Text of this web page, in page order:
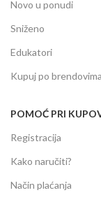
Novo u ponudi
Sniženo
Edukatori
Kupuj po brendovima
POMOĆ PRI
Registracija
Kako naručiti?
Način plaćanja